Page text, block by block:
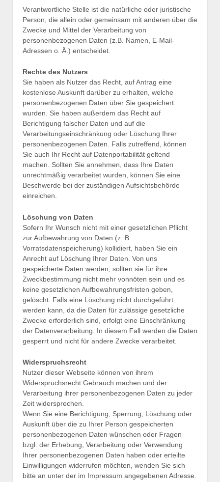
Verantwortliche Stelle ist die natürliche oder juristische
Person, die allein oder gemeinsam mit anderen über die
Zwecke und Mittel der Verarbeitung von
personenbezogenen Daten (z.B. Namen, E-Mail-
Adressen o. Ä.) entscheidet.
Rechte des Nutzers
Sie haben als Nutzer das Recht, auf Antrag eine
kostenlose Auskunft darüber zu erhalten, welche
personenbezogenen Daten über Sie gespeichert
wurden. Sie haben außerdem das Recht auf
Berichtigung falscher Daten und auf die
Verarbeitungseinschränkung oder Löschung Ihrer
personenbezogenen Daten. Falls zutreffend, können
Sie auch Ihr Recht auf Datenportabilität geltend
machen. Sollten Sie annehmen, dass Ihre Daten
unrechtmäßig verarbeitet wurden, können Sie eine
Beschwerde bei der zuständigen Aufsichtsbehörde
einreichen.
Löschung von Daten
Sofern Ihr Wunsch nicht mit einer gesetzlichen Pflicht
zur Aufbewahrung von Daten (z. B.
Vorratsdatenspeicherung) kollidiert, haben Sie ein
Anrecht auf Löschung Ihrer Daten. Von uns
gespeicherte Daten werden, sollten sie für ihre
Zweckbestimmung nicht mehr vonnöten sein und es
keine gesetzlichen Aufbewahrungsfristen geben,
gelöscht. Falls eine Löschung nicht durchgeführt
werden kann, da die Daten für zulässige gesetzliche
Zwecke erforderlich sind, erfolgt eine Einschränkung
der Datenverarbeitung. In diesem Fall werden die Daten
gesperrt und nicht für andere Zwecke verarbeitet.
Widerspruchsrecht
Nutzer dieser Webseite können von ihrem
Widerspruchsrecht Gebrauch machen und der
Verarbeitung ihrer personenbezogenen Daten zu jeder
Zeit widersprechen.
Wenn Sie eine Berichtigung, Sperrung, Löschung oder
Auskunft über die zu Ihrer Person gespeicherten
personenbezogenen Daten wünschen oder Fragen
bzgl. der Erhebung, Verarbeitung oder Verwendung
Ihrer personenbezogenen Daten haben oder erteilte
Einwilligungen widerrufen möchten, wenden Sie sich
bitte an unter der im Impressum angegebenen Adresse.